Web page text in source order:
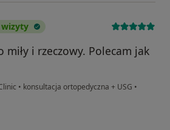
miły i rzeczowy. Polecam jak
• konsultacja ortopedyczna + USG •